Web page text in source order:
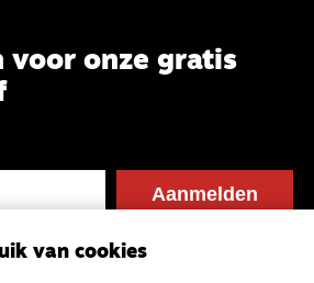
voor onze gratis
van cookies